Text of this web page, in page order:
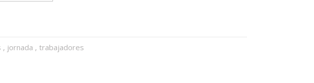
, jornada , trabajadores